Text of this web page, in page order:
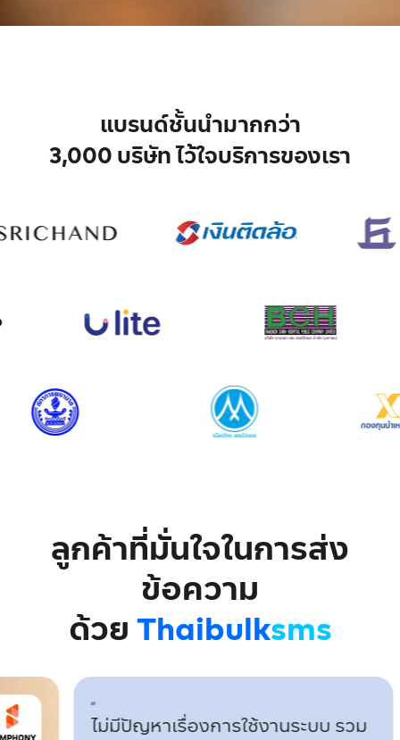
แบรนด์ชั้นนำมากกว่า
3,000 บริษัทไว้ใจบริการของเรา
ลูกค้าที่มั่นใจในการส่ง
ข้อความ
ด้วยThaibulksms
ไม่มีปัญหาเรื่องการใช้งานระบบ รวม